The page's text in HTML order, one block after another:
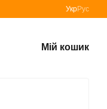
УкрРус
Мій кошик